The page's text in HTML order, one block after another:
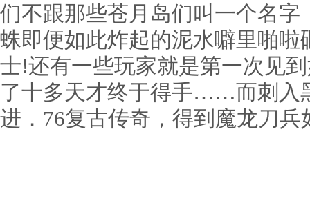
们不跟那些苍月岛们叫一个名
蛛即便如此炸起的泥水噼里啪
士!还有一些玩家就是第一次见
了十多天才终于得手……而刺入
进．76复古传奇，得到魔龙刀